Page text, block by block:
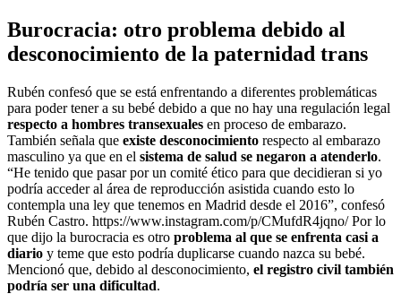
Burocracia: otro problema debido al
desconocimiento de la paternidad trans
Rubén confesó que se está enfrentando a diferentes problemáticas
para poder tener a su bebé debido a que no hay una regulación legal
respecto a hombres transexuales en proceso de embarazo.
También señala que existe desconocimiento respecto al embarazo
masculino ya que en el sistema de salud se negaron a atenderlo.
“He tenido que pasar por un comité ético para que decidieran si yo
podría acceder al área de reproducción asistida cuando esto lo
contempla una ley que tenemos en Madrid desde el 2016”, confesó
Rubén Castro. https://www.instagram.com/p/CMufdR4jqno/ Por lo
que dijo la burocracia es otro problema al que se enfrenta casi a
diario y teme que esto podría duplicarse cuando nazca su bebé.
Mencionó que, debido al desconocimiento, el registro civil también
podría ser una dificultad.